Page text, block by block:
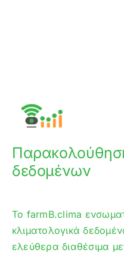
δεδομένων
Το farmB.clima
κλιματολογικά
ελεύθερα διαθέσιμα